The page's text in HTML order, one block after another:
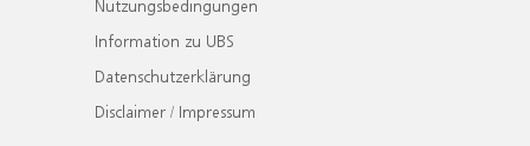
Nutzungsbedingungen
Information zu UBS
Datenschutzerklärung
Disclaimer / Impressum